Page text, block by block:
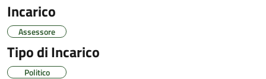
Incarico
Assessore
Tipo di Incarico
Politico